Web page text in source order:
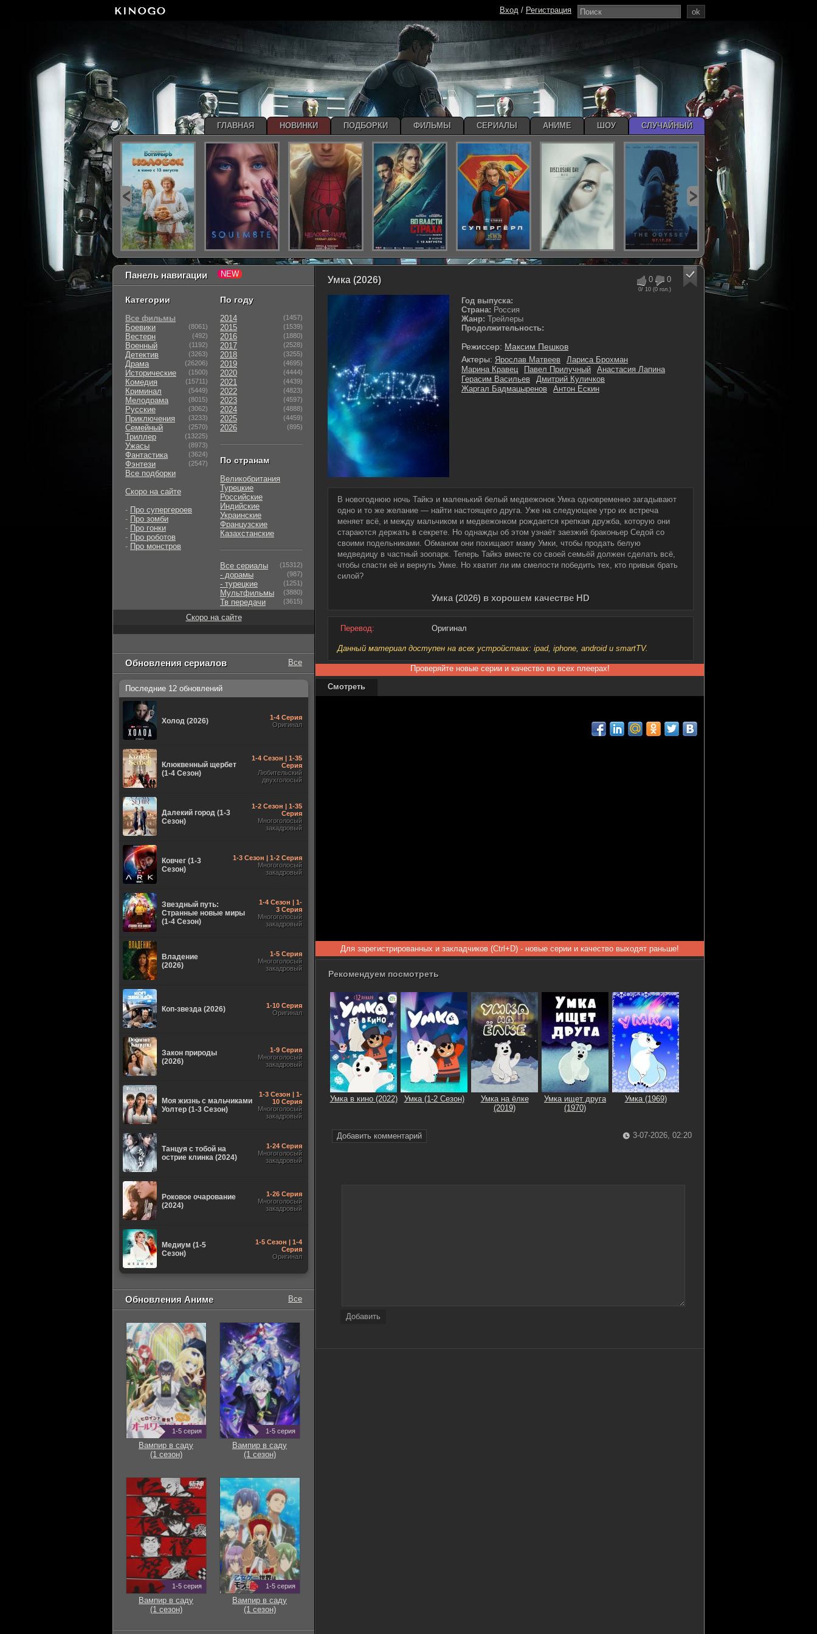
0 0
0/ 10 (0 гол.)
Умка (2026)
Год выпуска:
Страна: Россия
Жанр: Трейлеры
Продолжительность:
Режиссер: Максим Пешков
Актеры: Ярослав Матвеев
Лариса Брохман
Марина Кравец
Павел Прилучный
Анастасия Лапина
Герасим Васильев
Дмитрий Куличков
Жаргал Бадмацыренов
Антон Ескин
В новогоднюю ночь Тайкэ и маленький белый медвежонок Умка одновременно загадывают
одно и то же желание — найти настоящего друга. Уже на следующее утро их встреча
меняет всё, и между мальчиком и медвежонком рождается крепкая дружба, которую они
стараются держать в секрете. Но однажды об этом узнаёт заезжий браконьер Седой со
своими подельниками. Обманом они похищают маму Умки, чтобы продать белую
медведицу в частный зоопарк. Теперь Тайкэ вместе со своей семьёй должен сделать всё,
чтобы спасти её и вернуть Умке. Но хватит ли им смелости победить тех, кто привык брать
силой?
Умка (2026) в хорошем качестве HD
Перевод: Оригинал
Данный материал доступен на всех устройствах: ipad, iphone, android и smartTV.
Проверяйте новые серии и качество во всех плеерах!
Смотреть
Для зарегистрированных и закладчиков (Ctrl+D) - новые серии и качество выходят раньше!
Рекомендуем посмотреть
Умка в кино (2022) Умка (1-2 Сезон)
Умка на ёлке
(2019)
Умка ищет друга
(1970)
Умка (1969)
Добавить комментарий 3-07-2026, 02:20
Добавить
Панель навигации
Категории
Все фильмы
Боевики
(8061)
Вестерн (492)
Военный (1192)
Детектив (3263)
Драма (26206)
Исторические (1500)
Комедия (15711)
Криминал (5449)
Мелодрама (8015)
Русские (3062)
Приключения (3233)
Семейный (2570)
Триллер (13225)
Ужасы (8973)
Фантастика (3624)
Фэнтези (2547)
Все подборки
Скоро на сайте
- Про супергероев
- Про зомби
- Про гонки
- Про роботов
- Про монстров
По году
2014 (1457)
2015 (1539)
2016 (1880)
2017 (2528)
2018 (3255)
2019 (4695)
2020 (4444)
2021 (4439)
2022 (4823)
2023 (4597)
2024 (4888)
2025 (4459)
2026 (895)
По странам
Великобритания
Турецкие
Российские
Индийские
Украинские
Французские
Казахстанские
Все сериалы (15312)
- дорамы (987)
- турецкие (1251)
Мультфильмы (3880)
Тв передачи (3615)
Скоро на сайте
Обновления сериалов Все
Последние 12 обновлений
Холод (2026)
1-4 Серия
Оригинал
Клюквенный щербет
(1-4 Сезон)
1-4 Сезон | 1-35
Серия
Любительский
двухголосый
Далекий город (1-3
Сезон)
1-2 Сезон | 1-35
Серия
Многоголосый
закадровый
Ковчег (1-3
Сезон)
1-3 Сезон | 1-2 Серия
Многоголосый
закадровый
Звездный путь:
Странные новые миры
(1-4 Сезон)
1-4 Сезон | 1-
3 Серия
Многоголосый
закадровый
Владение
(2026)
1-5 Серия
Многоголосый
закадровый
Коп-звезда (2026)
1-10 Серия
Оригинал
Закон природы
(2026)
1-9 Серия
Многоголосый
закадровый
Моя жизнь с мальчиками
Уолтер (1-3 Сезон)
1-3 Сезон | 1-
10 Серия
Многоголосый
закадровый
Танцуя с тобой на
острие клинка (2024)
1-24 Серия
Многоголосый
закадровый
Роковое очарование
(2024)
1-26 Серия
Многоголосый
закадровый
Медиум (1-5
Сезон)
1-5 Сезон | 1-4
Серия
Оригинал
Обновления Аниме Все
1-5 серия
Вампир в саду
(1 сезон)
1-5 серия
Вампир в саду
(1 сезон)
1-5 серия
Вампир в саду
(1 сезон)
1-5 серия
Вампир в саду
(1 сезон)
ok
Вход / Регистрация
ГЛАВНАЯ НОВИНКИ ПОДБОРКИ ФИЛЬМЫ СЕРИАЛЫ АНИМЕ ШОУ СЛУЧАЙНЫЙ